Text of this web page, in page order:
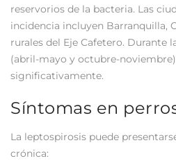
reservorios de la bacteria. Las
incidencia incluyen Barranquilla,
rurales del Eje Cafetero. Durante
(abril-mayo y octubre-
significativamente.
Síntomas en
La leptospirosis puede
crónica: